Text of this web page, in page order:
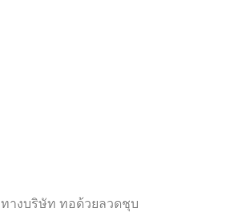
ทางบริษัท ทอด้วยลวดชุบ